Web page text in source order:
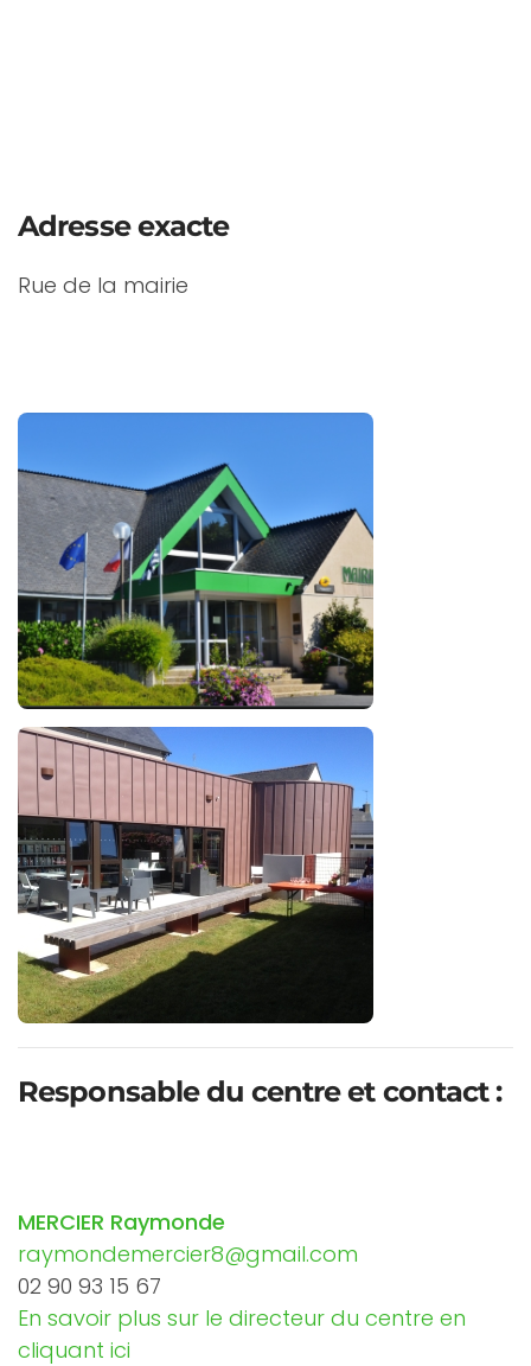
Adresse exacte
Rue de la mairie
Responsable du centre et contact:
MERCIER Raymonde
raymondemercier8@gmail.com
02 90 93 15 67
En savoir plus sur le directeur du centre en
cliquant ici